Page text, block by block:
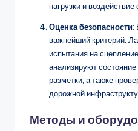
нагрузки и
Оценка безопасности:
важнейший критерий.
испытания на
анализируют
разметки, а также
дорожной
Методы и